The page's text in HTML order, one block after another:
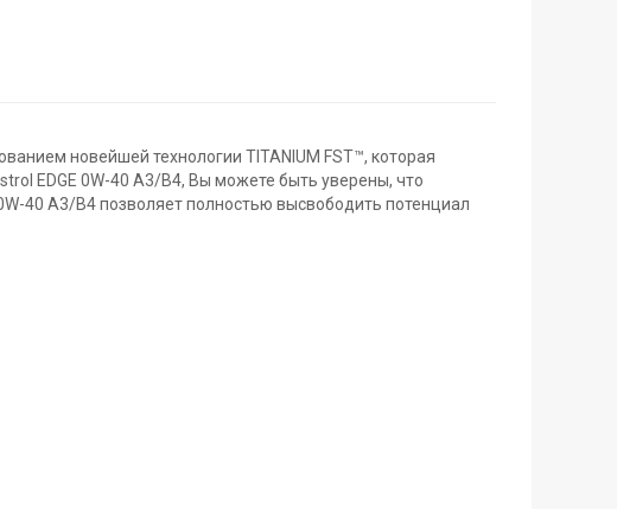
новейшей технологии TITANIUM FST™, которая
EDGE 0W-40 A3/B4, Вы можете быть уверены, что
40 A3/B4 позволяет полностью высвободить потенциал